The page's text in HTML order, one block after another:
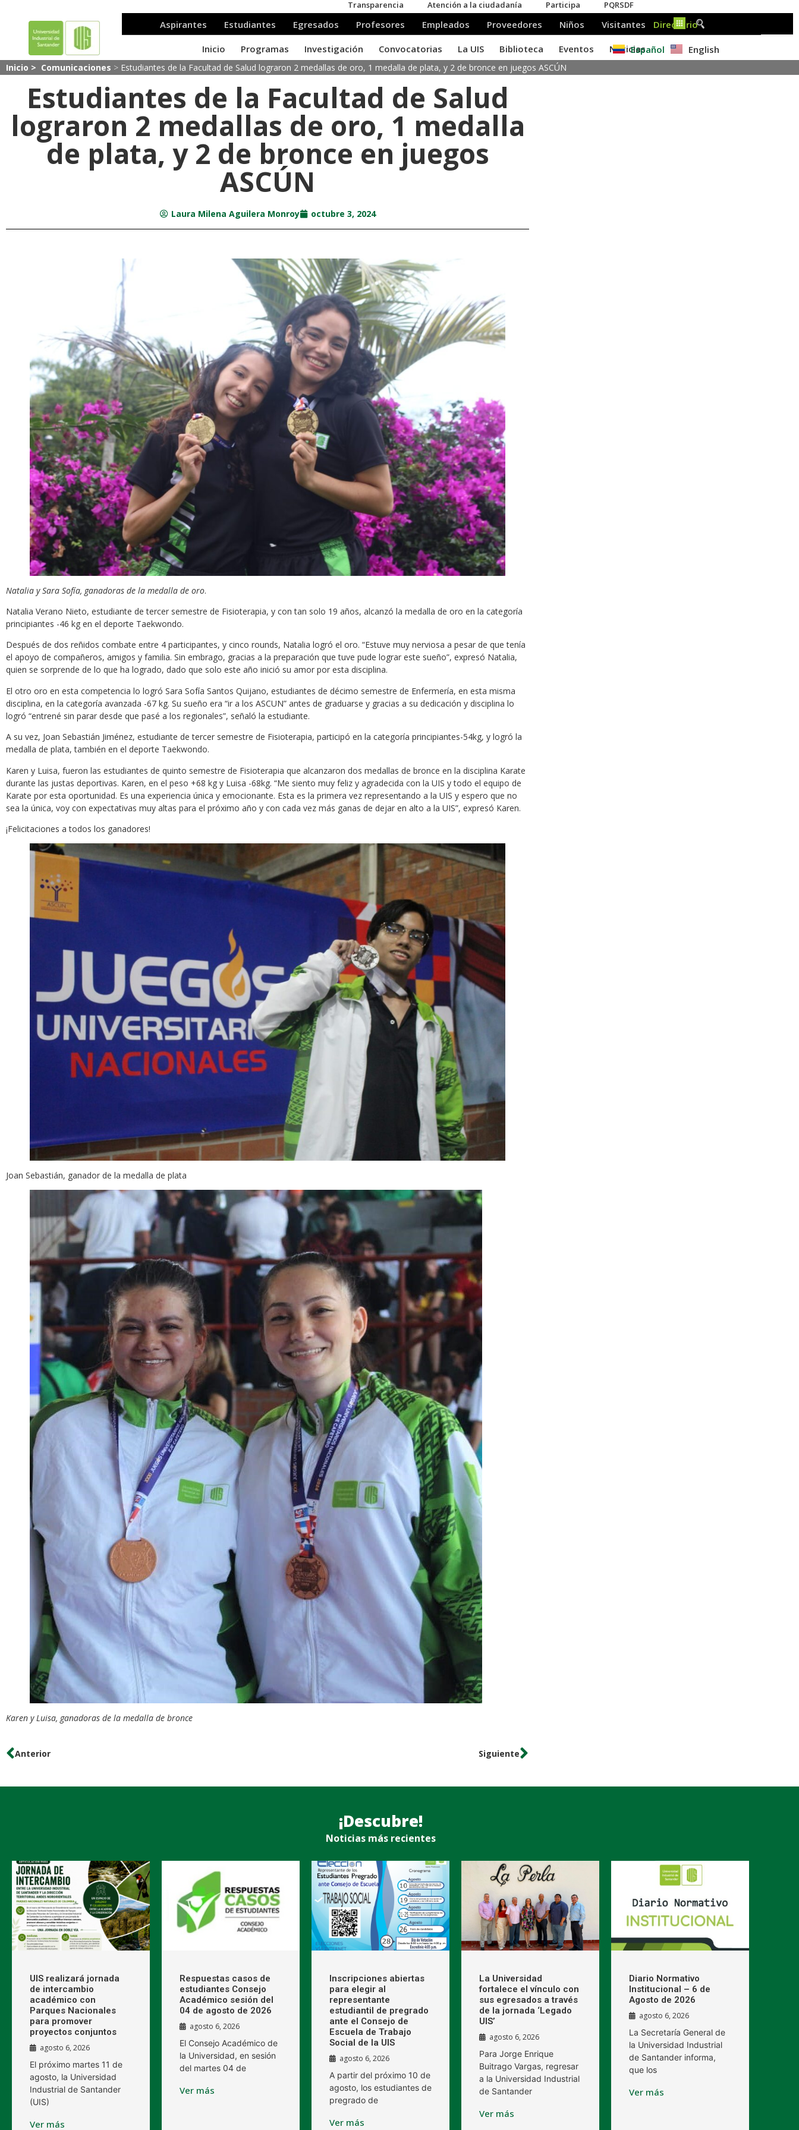
Español English
Inicio > Comunicaciones > Estudiantes de la Facultad de Salud lograron 2 medallas de oro, 1 medalla de plata, y 2 de bronce en juegos ASCÚN
Estudiantes de la Facultad de Salud
lograron 2 medallas de oro, 1 medalla
de plata, y 2 de bronce en juegos
ASCÚN
Laura Milena Aguilera Monroy octubre 3, 2024
Natalia y Sara Sofía, ganadoras de la medalla de oro.
Natalia Verano Nieto, estudiante de tercer semestre de Fisioterapia, y con tan solo 19 años, alcanzó la medalla de oro en la categoría
principiantes -46 kg en el deporte Taekwondo.
Después de dos reñidos combate entre 4 participantes, y cinco rounds, Natalia logró el oro. “Estuve muy nerviosa a pesar de que tenía
el apoyo de compañeros, amigos y familia. Sin embrago, gracias a la preparación que tuve pude lograr este sueño”, expresó Natalia,
quien se sorprende de lo que ha logrado, dado que solo este año inició su amor por esta disciplina.
El otro oro en esta competencia lo logró Sara Sofía Santos Quijano, estudiantes de décimo semestre de Enfermería, en esta misma
disciplina, en la categoría avanzada -67 kg. Su sueño era “ir a los ASCUN” antes de graduarse y gracias a su dedicación y disciplina lo
logró “entrené sin parar desde que pasé a los regionales”, señaló la estudiante.
A su vez, Joan Sebastián Jiménez, estudiante de tercer semestre de Fisioterapia, participó en la categoría principiantes-54kg, y logró la
medalla de plata, también en el deporte Taekwondo.
Karen y Luisa, fueron las estudiantes de quinto semestre de Fisioterapia que alcanzaron dos medallas de bronce en la disciplina Karate
durante las justas deportivas. Karen, en el peso +68 kg y Luisa -68kg. “Me siento muy feliz y agradecida con la UIS y todo el equipo de
Karate por esta oportunidad. Es una experiencia única y emocionante. Esta es la primera vez representando a la UIS y espero que no
sea la única, voy con expectativas muy altas para el próximo año y con cada vez más ganas de dejar en alto a la UIS”, expresó Karen.
¡Felicitaciones a todos los ganadores!
Joan Sebastián, ganador de la medalla de plata
Karen y Luisa, ganadoras de la medalla de bronce
Anterior Siguiente
¡Descubre!
Noticias más recientes
UIS realizará jornada
de intercambio
académico con
Parques Nacionales
para promover
proyectos conjuntos
agosto 6, 2026
El próximo martes 11 de
agosto, la Universidad
Industrial de Santander
(UIS)
Ver más
Respuestas casos de
estudiantes Consejo
Académico sesión del
04 de agosto de 2026
agosto 6, 2026
El Consejo Académico de
la Universidad, en sesión
del martes 04 de
Ver más
Inscripciones abiertas
para elegir al
representante
estudiantil de pregrado
ante el Consejo de
Escuela de Trabajo
Social de la UIS
agosto 6, 2026
A partir del próximo 10 de
agosto, los estudiantes de
pregrado de
Ver más
La Universidad
fortalece el vínculo con
sus egresados a través
de la jornada ‘Legado
UIS’
agosto 6, 2026
Para Jorge Enrique
Buitrago Vargas, regresar
a la Universidad Industrial
de Santander
Ver más
Diario Normativo
Institucional – 6 de
Agosto de 2026
agosto 6, 2026
La Secretaría General de
la Universidad Industrial
de Santander informa,
que los
Ver más